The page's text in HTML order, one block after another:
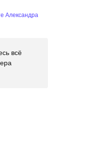
Александра
всё